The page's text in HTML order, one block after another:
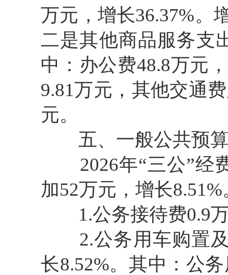
万元，增长36.37%。
二是其他商品服务支
中：办公费48.8万元
9.81万元，其他交通
元。
五、一般公共预算
2026年“三公”经费
加52万元，增长
1.公务接待费0.9万
2.公务用车购置及
长8.52%。其中：公